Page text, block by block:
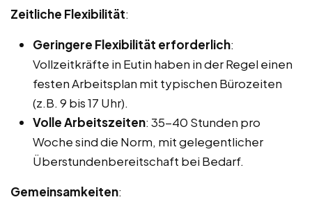
Zeitliche Flexibilität:
Geringere Flexibilität erforderlich:
Vollzeitkräfte in Eutin haben in der Regel einen
festen Arbeitsplan mit typischen Bürozeiten
(z.B. 9 bis 17 Uhr).
Volle Arbeitszeiten: 35-40 Stunden pro
Woche sind die Norm, mit gelegentlicher
Überstundenbereitschaft bei Bedarf.
Gemeinsamkeiten: